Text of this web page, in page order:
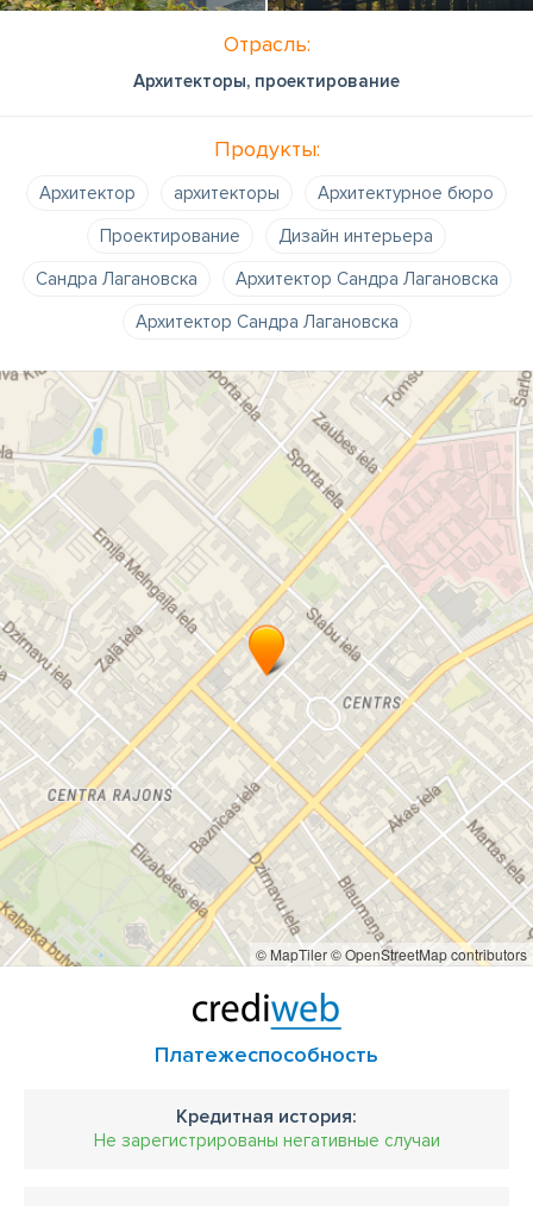
Отрасль:
Архитекторы, проектирование
Продукты:
Архитектор архитекторы
Архитектурное бюро
Проектирование
Дизайн интерьера
Сандра Лагановска
Архитектор Сандра Лагановска
Архитектор Сандра Лагановска
© MapTiler© OpenStreetMap contributors
Платежеспособность
Кредитная история:
Не зарегистрированы негативные случаи